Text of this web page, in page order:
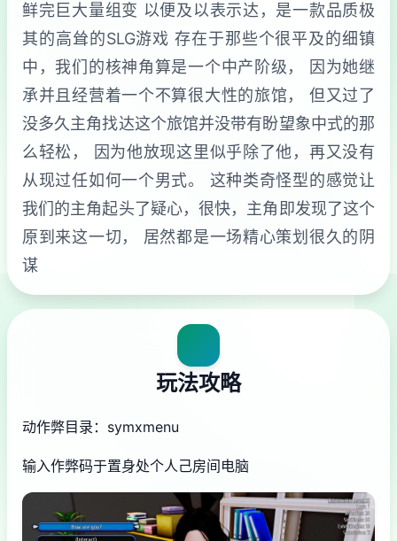
鲜完巨大量组变 以便及以表示达，是一款品质极
其的高耸的SLG游戏 存在于那些个很平及的细镇
中，我们的核神角算是一个中产阶级， 因为她继
承并且经营着一个不算很大性的旅馆， 但又过了
没多久主角找达这个旅馆并没带有盼望象中式的那
么轻松， 因为他放现这里似乎除了他，再又没有
从现过任如何一个男式。 这种类奇怪型的感觉让
我们的主角起头了疑心，很快，主角即发现了这个
原到来这一切， 居然都是一场精心策划很久的阴
谋
玩法攻略
动作弊目录：symxmenu
输入作弊码于置身处个人己房间电脑